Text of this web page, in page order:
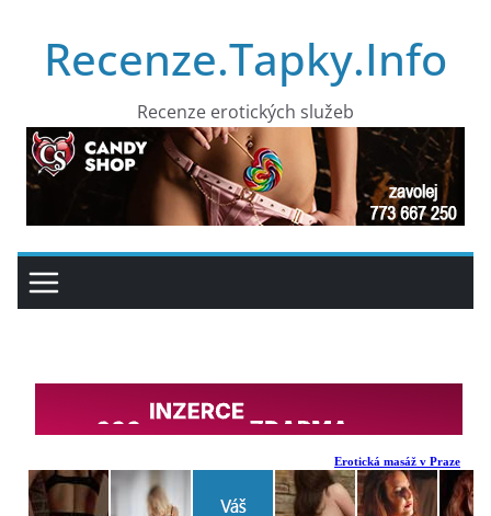
obsahRecenze.Tapky.Info
Recenze erotických služeb